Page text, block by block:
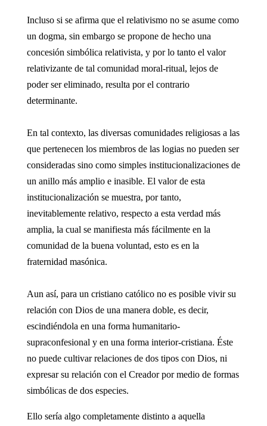
Incluso si se afirma que el relativismo no se asume como
un dogma, sin embargo se propone de hecho una
concesión simbólica relativista, y por lo tanto el valor
relativizante de tal comunidad moral-ritual, lejos de
poder ser eliminado, resulta por el contrario
determinante.
En tal contexto, las diversas comunidades religiosas a las
que pertenecen los miembros de las logias no pueden ser
consideradas sino como simples institucionalizaciones de
un anillo más amplio e inasible. El valor de esta
institucionalización se muestra, por tanto,
inevitablemente relativo, respecto a esta verdad más
amplia, la cual se manifiesta más fácilmente en la
comunidad de la buena voluntad, esto es en la
fraternidad masónica.
Aun así, para un cristiano católico no es posible vivir su
relación con Dios de una manera doble, es decir,
escindiéndola en una forma humanitario-
supraconfesional y en una forma interior-cristiana. Éste
no puede cultivar relaciones de dos tipos con Dios, ni
expresar su relación con el Creador por medio de formas
simbólicas de dos especies.
Ello sería algo completamente distinto a aquella